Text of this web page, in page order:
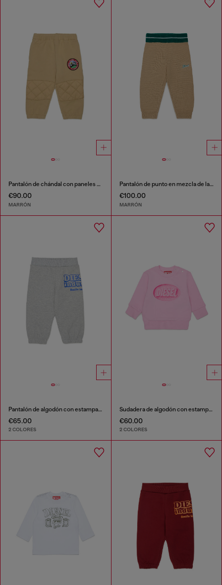
Pantalón de chándal con paneles acolchados en las rodillas
€90.00
MARRÓN
Pantalón de punto en mezcla de lana
€100.00
MARRÓN
Pantalón de algodón con estampado Diesel Industry
€65.00
2 COLORES
Sudadera de algodón con estampado de logo
€60.00
2 COLORES